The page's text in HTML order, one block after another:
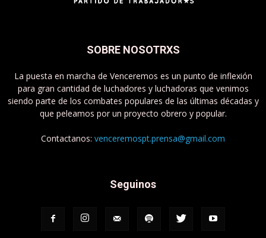
SOBRE NOSOTRXS
La puesta en marcha de Venceremos es un punto de inflexión
para gran cantidad de luchadores y luchadoras que venimos
siendo parte de los combates populares de las últimas décadas y
que peleamos por un proyecto obrero y popular.
Contactanos: venceremospt.prensa@gmail.com
Seguinos